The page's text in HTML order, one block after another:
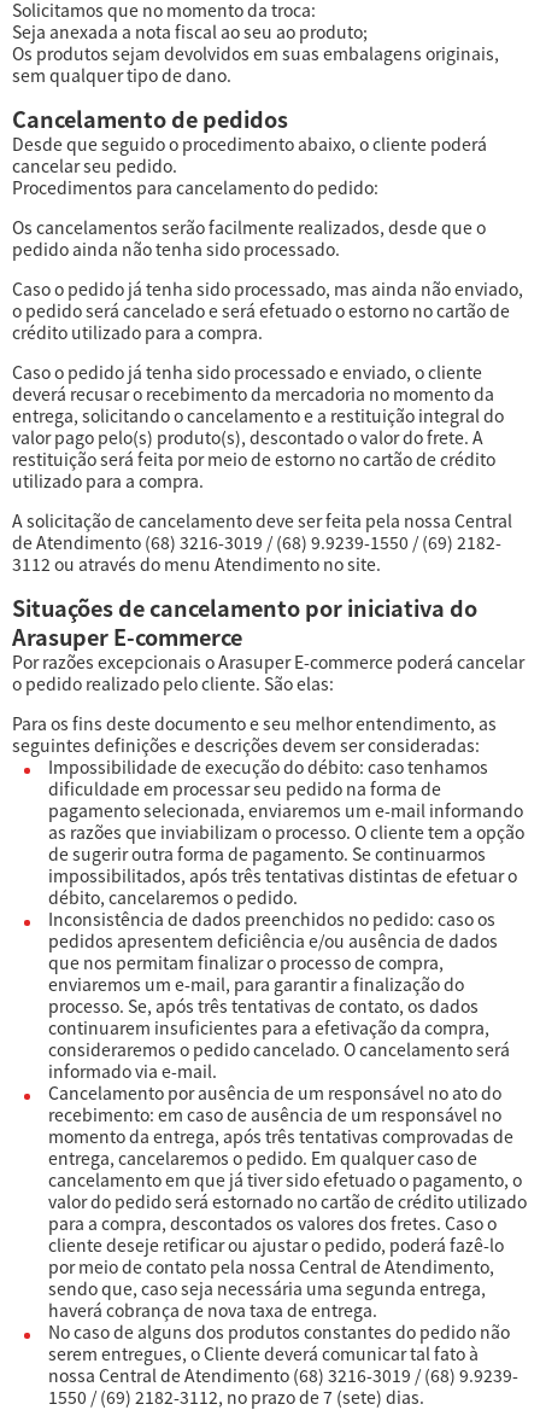
Solicitamos que no momento da troca:
Seja anexada a nota fiscal ao seu ao produto;
Os produtos sejam devolvidos em suas embalagens originais,
sem qualquer tipo de dano.
Cancelamento de pedidos
Desde que seguido o procedimento abaixo, o cliente poderá
cancelar seu pedido.
Procedimentos para cancelamento do pedido:
Os cancelamentos serão facilmente realizados, desde que o
pedido ainda não tenha sido processado.
Caso o pedido já tenha sido processado, mas ainda não enviado,
o pedido será cancelado e será efetuado o estorno no cartão de
crédito utilizado para a compra.
Caso o pedido já tenha sido processado e enviado, o cliente
deverá recusar o recebimento da mercadoria no momento da
entrega, solicitando o cancelamento e a restituição integral do
valor pago pelo(s) produto(s), descontado o valor do frete. A
restituição será feita por meio de estorno no cartão de crédito
utilizado para a compra.
A solicitação de cancelamento deve ser feita pela nossa Central
de Atendimento (68) 3216-3019 / (68) 9.9239-1550 / (69) 2182-
3112 ou através do menu Atendimento no site.
Situações de cancelamento por iniciativa do
Arasuper E-commerce
Por razões excepcionais o Arasuper E-commerce poderá cancelar
o pedido realizado pelo cliente. São elas:
Para os fins deste documento e seu melhor entendimento, as
seguintes definições e descrições devem ser consideradas:
Impossibilidade de execução do débito: caso tenhamos
dificuldade em processar seu pedido na forma de
pagamento selecionada, enviaremos um e-mail informando
as razões que inviabilizam o processo. O cliente tem a opção
de sugerir outra forma de pagamento. Se continuarmos
impossibilitados, após três tentativas distintas de efetuar o
débito, cancelaremos o pedido.
Inconsistência de dados preenchidos no pedido: caso os
pedidos apresentem deficiência e/ou ausência de dados
que nos permitam finalizar o processo de compra,
enviaremos um e-mail, para garantir a finalização do
processo. Se, após três tentativas de contato, os dados
continuarem insuficientes para a efetivação da compra,
consideraremos o pedido cancelado. O cancelamento será
informado via e-mail.
Cancelamento por ausência de um responsável no ato do
recebimento: em caso de ausência de um responsável no
momento da entrega, após três tentativas comprovadas de
entrega, cancelaremos o pedido. Em qualquer caso de
cancelamento em que já tiver sido efetuado o pagamento, o
valor do pedido será estornado no cartão de crédito utilizado
para a compra, descontados os valores dos fretes. Caso o
cliente deseje retificar ou ajustar o pedido, poderá fazê-lo
por meio de contato pela nossa Central de Atendimento,
sendo que, caso seja necessária uma segunda entrega,
haverá cobrança de nova taxa de entrega.
No caso de alguns dos produtos constantes do pedido não
serem entregues, o Cliente deverá comunicar tal fato à
nossa Central de Atendimento (68) 3216-3019 / (68) 9.9239-
1550 / (69) 2182-3112, no prazo de 7 (sete) dias.